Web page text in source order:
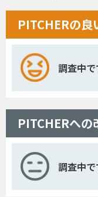
PITCHERの良
調査中で
PITCHERへの
調査中で